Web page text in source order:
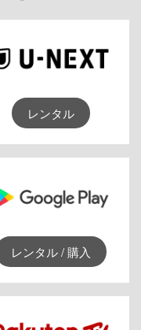
レンタル
レンタル / 購入